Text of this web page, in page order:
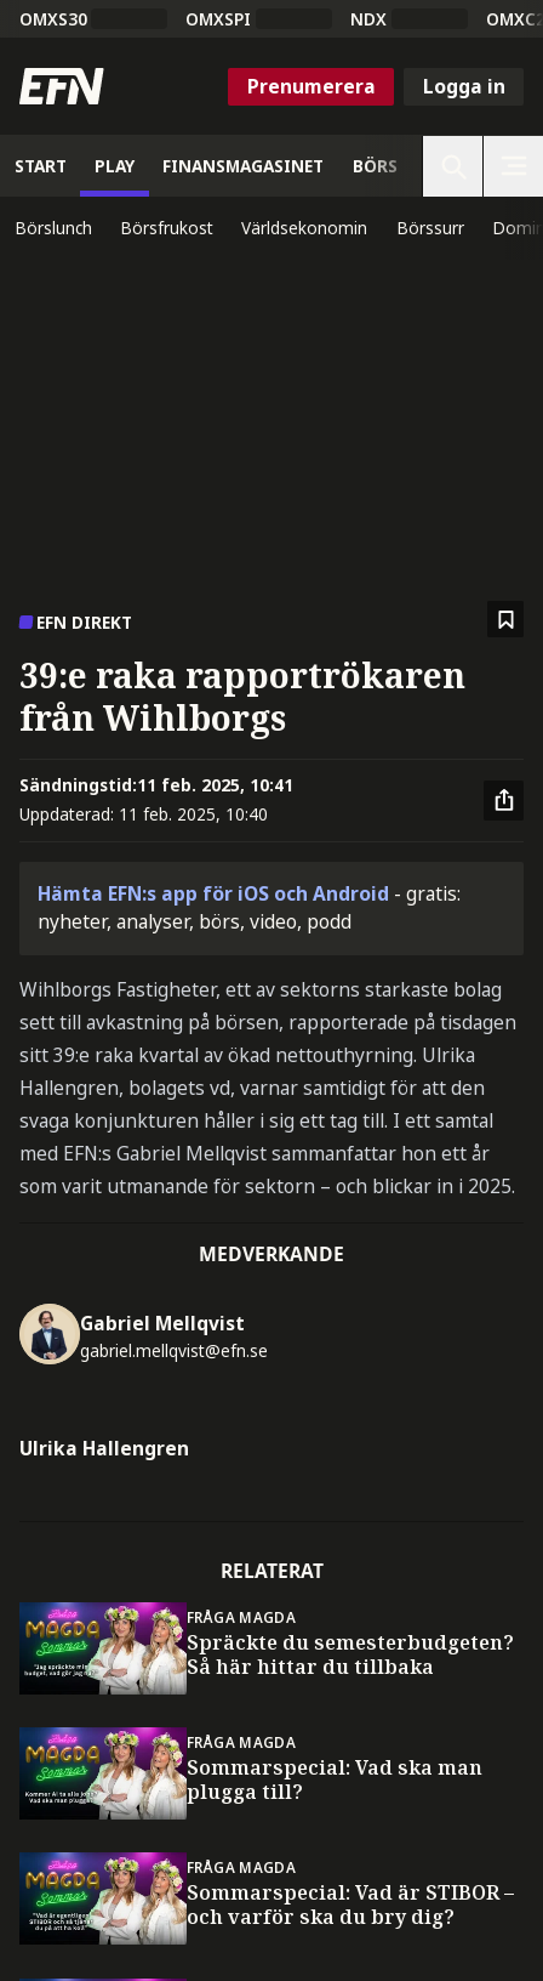
OMXS30 OMXSPI NDX
Prenumerera Logga in
START PLAY FINANSMAGASINET BÖRS
Börslunch Börsfrukost Världsekonomin Börssurr
EFN DIREKT
39:e raka rapportrökaren
från Wihlborgs
Sändningstid:11 feb. 2025, 10:41
Uppdaterad: 11 feb. 2025, 10:40
Hämta EFN:s app för iOS och Android - gratis:
nyheter, analyser, börs, video, podd
Wihlborgs Fastigheter, ett av sektorns starkaste bolag
sett till avkastning på börsen, rapporterade på tisdagen
sitt 39:e raka kvartal av ökad nettouthyrning. Ulrika
Hallengren, bolagets vd, varnar samtidigt för att den
svaga konjunkturen håller i sig ett tag till. I ett samtal
med EFN:s Gabriel Mellqvist sammanfattar hon ett år
som varit utmanande för sektorn – och blickar in i 2025.
MEDVERKANDE
Gabriel Mellqvist
gabriel.mellqvist@efn.se
Ulrika Hallengren
RELATERAT
FRÅGA MAGDA
Spräckte du semesterbudgeten?
Så här hittar du tillbaka
FRÅGA MAGDA
Sommarspecial: Vad ska man
plugga till?
FRÅGA MAGDA
Sommarspecial: Vad är STIBOR –
och varför ska du bry dig?